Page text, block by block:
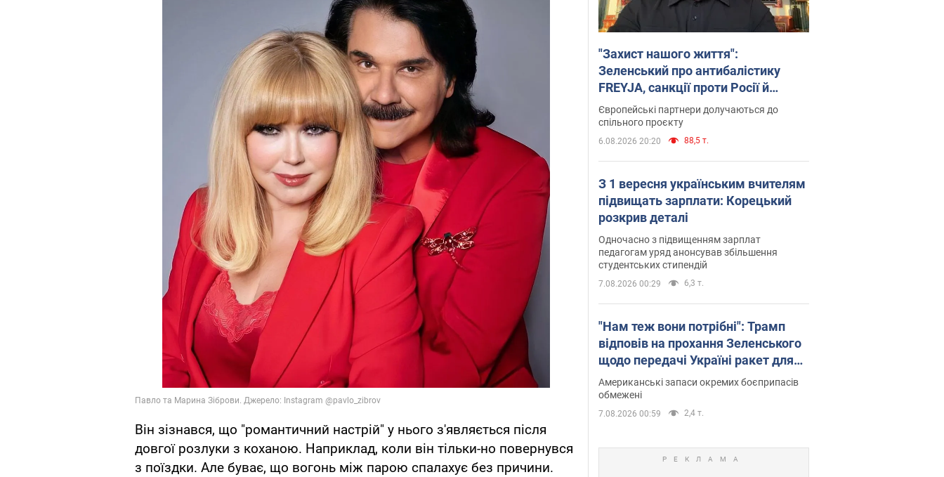
Він зізнався, що "романтичний настрій" у нього з'являється після
довгої розлуки з коханою. Наприклад, коли він тільки-но повернувся
з поїздки. Але буває, що вогонь між парою спалахує без причини.
"Захист нашого життя":
Зеленський про антибалістику
FREYJA, санкції проти Росії й
підтримку аграріїв. Відео
Європейські партнери долучаються до
спільного проєкту
6.08.2026 20:20 88,5 т.
З 1 вересня українським вчителям
підвищать зарплати: Корецький
розкрив деталі
Одночасно з підвищенням зарплат
педагогам уряд анонсував збільшення
студентських стипендій
7.08.2026 00:29 6,3 т.
"Нам теж вони потрібні": Трамп
відповів на прохання Зеленського
щодо передачі Україні ракет для
Patriot
Американські запаси окремих боєприпасів
обмежені
7.08.2026 00:59 2,4 т.